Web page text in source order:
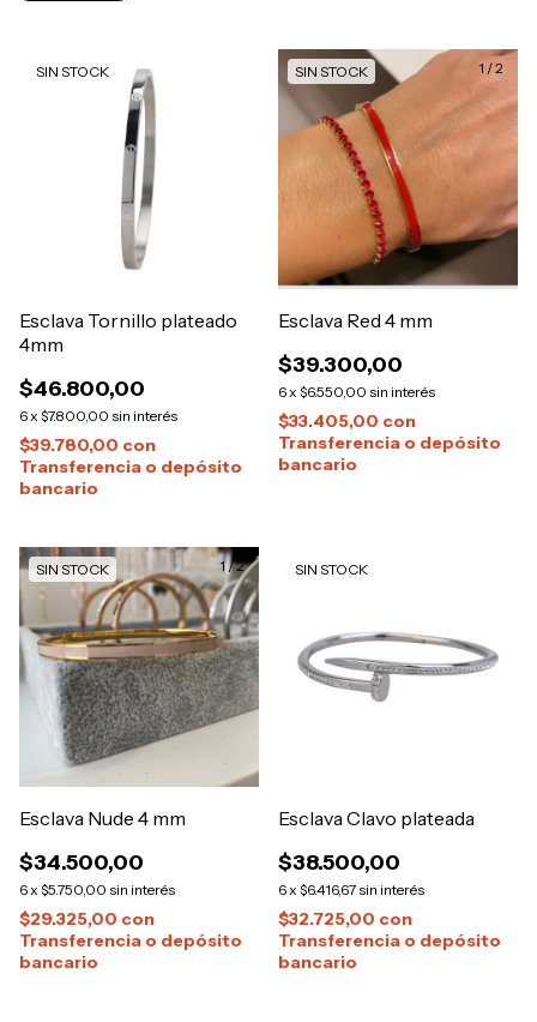
SIN STOCK
Esclava Tornillo plateado
4mm
$46.800,00
6 x $7.800,00 sin interés
$39.780,00 con
Transferencia o depósito
bancario
1 /2
SIN STOCK
Esclava Red 4 mm
$39.300,00
6 x $6.550,00 sin interés
$33.405,00 con
Transferencia o depósito
bancario
1/2
SIN STOCK
Esclava Nude 4 mm
$34.500,00
6 x $5.750,00 sin interés
$29.325,00 con
Transferencia o depósito
bancario
SIN STOCK
Esclava Clavo plateada
$38.500,00
6 x $6.416,67sin interés
$32.725,00 con
Transferencia o depósito
bancario